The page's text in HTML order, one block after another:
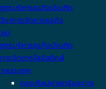
ตรบริหารธุรกิจบัณฑิต
ชาการจัดการธุรกิจ
ม่
ตรบริหารธุรกิจบัณฑิต
ารจัดการโลจิสติกส์
งประเทศ
คณะศิลปศาสตร์และการ